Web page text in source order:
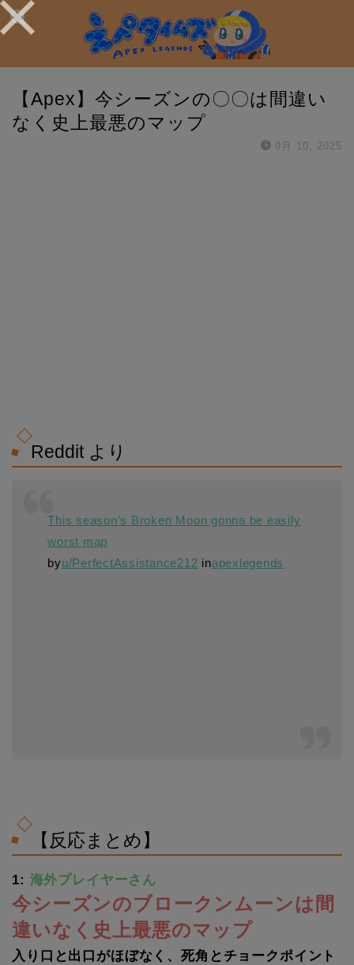
【Apex】今シーズンの〇〇は間違い
なく史上最悪のマップ
9月 10, 2025
Reddit より
This season’s Broken Moon gonna be easily
worst map
byu/PerfectAssistance212 inapexlegends
【反応まとめ】
1: 海外プレイヤーさん
今シーズンのブロークンムーンは間
違いなく史上最悪のマップ
入り口と出口がほぼなく、死角とチョークポイント